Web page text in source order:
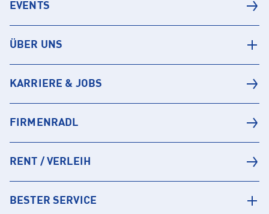
EVENTS
ÜBER UNS
KARRIERE & JOBS
FIRMENRADL
RENT / VERLEIH
BESTER SERVICE